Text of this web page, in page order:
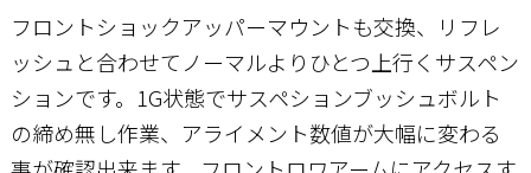
フロントショックアッパーマウントも交換、リフレ
ッシュと合わせてノーマルよりひとつ上行くサスペン
ションです。1G状態でサスペションブッシュボルト
の締め無し作業、アライメント数値が大幅に変わる